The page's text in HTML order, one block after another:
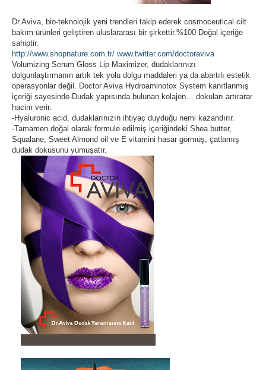
Dr.Aviva, bio-teknolojik yeni trendleri takip ederek cosmoceutical cilt
bakım ürünleri geliştiren uluslararası bir şirkettir.%100 Doğal içeriğe
sahiptir.
http://www.shopnature.com.tr/ www.twitter.com/doctoraviva
Volumizing Serum Gloss Lip Maximizer, dudaklarınızı
dolgunlaştırmanın artık tek yolu dolgu maddaleri ya da abartılı estetik
operasyonlar değil. Doctor Aviva Hydroaminotox System kanıtlanmış
içeriği sayesinde-Dudak yapısında bulunan kolajen… dokuları artırarar
hacim verir.
-Hyaluronic acid, dudaklarınızın ihtiyaç duyduğu nemi kazandırır.
-Tamamen doğal olarak formule edilmiş içeriğindeki Shea butter,
Squalane, Sweet Almond oil ve E vitamini hasar görmüş, çatlamış
dudak dokusunu yumuşatır.